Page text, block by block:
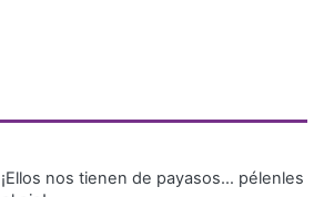
¡Ellos nos tienen de payasos… pélenles